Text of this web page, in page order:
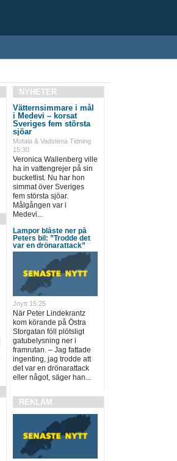
NYHETER
Vätternsimmare i mål
i Medevi – korsat
Sveriges fem största
sjöar
Motala & Vadstena Tidning
15:30
Veronica Wallenberg ville
ha in vattengrejer på sin
bucketlist. Nu har hon
simmat över Sveriges
fem största sjöar.
Målgången var i
Medevi...
Lampor blåste ner på
Peters bil: ”Trodde det
var en drönarattack”
Jnytt 15:25
När Peter Lindekrantz
kom körande på Östra
Storgatan föll plötsligt
gatubelysning ner i
framrutan. – Jag fattade
ingenting, jag trodde att
det var en drönarattack
eller något, säger han...
REKLAM